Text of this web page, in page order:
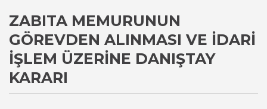
ZABITA MEMURUNUN
GÖREVDEN ALINMASI VE İDARI
İŞLEM ÜZERINE DANIŞTAY
KARARI